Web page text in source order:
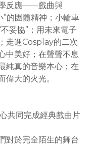
學反應——戲曲與
的團體精神；小輪車
妥協”；用未來電子
走進Cosplay的二次
中美好；在聲聲不息
純真的音樂本心；在
大的火光。
共同完成經典戲曲片
對於完全陌生的舞台